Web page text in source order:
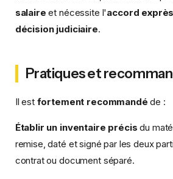
salaire et nécessite l'accord
décision judiciaire.
Pratiques et
Il est fortement recommandé de :
Établir un inventaire précis du
remise, daté et signé par les deux
contrat ou document séparé.